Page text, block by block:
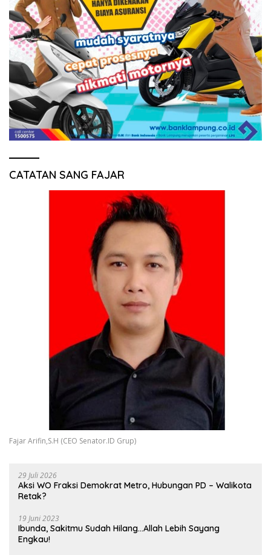
CATATAN SANG FAJAR
Fajar Arifin,S.H (CEO Senator.ID Grup)
29 Juli 2026
Aksi WO Fraksi Demokrat Metro, Hubungan PD – Walikota
Retak?
19 Juni 2023
Ibunda, Sakitmu Sudah Hilang…Allah Lebih Sayang
Engkau!